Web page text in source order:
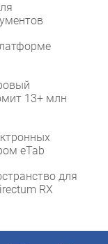
13+ млн
eTab
для
RX